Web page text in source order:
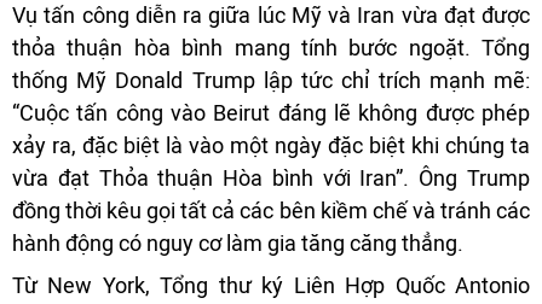
Vụ tấn công diễn ra giữa lúc Mỹ và Iran vừa đạt được
thỏa thuận hòa bình mang tính bước ngoặt. Tổng
thống Mỹ Donald Trump lập tức chỉ trích mạnh mẽ:
“Cuộc tấn công vào Beirut đáng lẽ không được phép
xảy ra, đặc biệt là vào một ngày đặc biệt khi chúng ta
vừa đạt Thỏa thuận Hòa bình với Iran”. Ông Trump
đồng thời kêu gọi tất cả các bên kiềm chế và tránh các
hành động có nguy cơ làm gia tăng căng thẳng.
Từ New York, Tổng thư ký Liên Hợp Quốc Antonio